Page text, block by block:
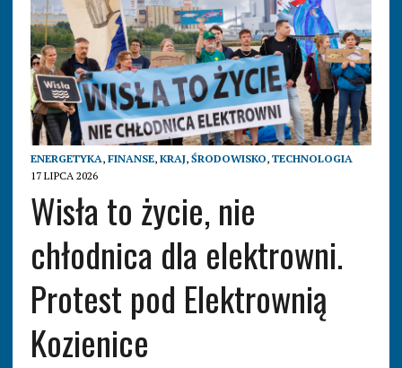
ENERGETYKA, FINANSE, KRAJ, ŚRODOWISKO, TECHNOLOGIA
17 LIPCA 2026
Wisła to życie, nie
chłodnica dla elektrowni.
Protest pod Elektrownią
Kozienice